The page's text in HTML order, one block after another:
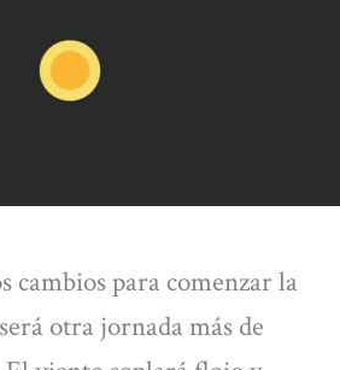
cambios para comenzar la
otra jornada más de